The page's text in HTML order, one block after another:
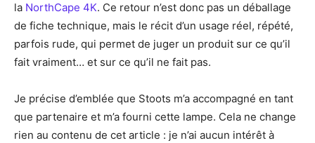
la NorthCape 4K. Ce retour n’est donc pas un déballage
de fiche technique, mais le récit d’un usage réel, répété,
parfois rude, qui permet de juger un produit sur ce qu’il
fait vraiment… et sur ce qu’il ne fait pas.
Je précise d’emblée que Stoots m’a accompagné en tant
que partenaire et m’a fourni cette lampe. Cela ne change
rien au contenu de cet article : je n’ai aucun intérêt à